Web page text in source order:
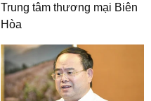
Trung tâm thương mại Biên
Hòa